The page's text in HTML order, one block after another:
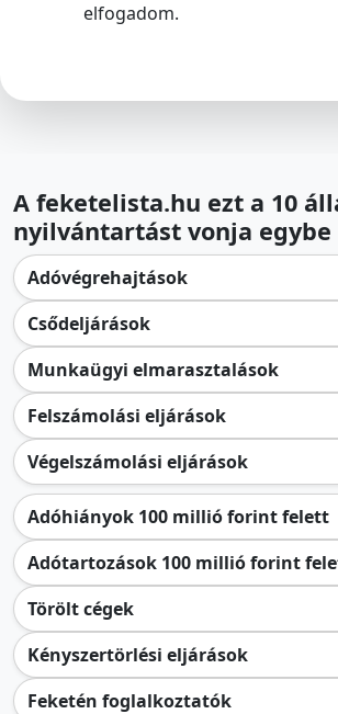
elfogadom.
A feketelista.hu ezt a 10
nyilvántartást vonja egybe
Adóvégrehajtások
Csődeljárások
Munkaügyi elmarasztalások
Felszámolási eljárások
Végelszámolási eljárások
Adóhiányok 100 millió forint felett
Adótartozások 100 millió forint
Törölt cégek
Kényszertörlési eljárások
Feketén foglalkoztatók